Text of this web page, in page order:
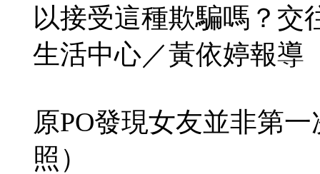
以接受這種欺騙嗎？交
生活中心／黃依婷報導
原PO發現女友並非第
照）